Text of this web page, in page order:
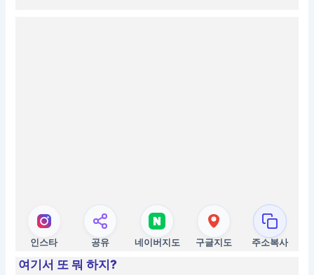
인스타 공유 네이버지도 구글지도 주소복사
여기서 또 뭐 하지?